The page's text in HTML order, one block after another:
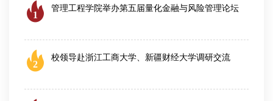
1
管理工程学院举办第五届量化金融与风险管理论坛
2
校领导赴浙江工商大学、新疆财经大学调研交流